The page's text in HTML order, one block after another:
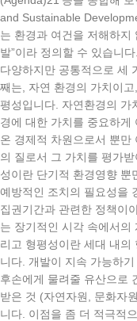
and Sustainable
는 환경과 여건을 저해하지
발”이라 정의할 수 있습니
다양하지만 공통적으로 세
째는, 자연 환경의 가치이
평성입니다. 자연환경의 가
경에 대한 가치를 중요하게
온 경제적 차원으로서 뿐만
의 질로서 그 가치를 평가
성이란 단기적 환경영향 뿐
예방적인 조치의 필요성을
집권기간과 관련한 정책이
는 장기적인 시각 속에서의
리고 형평성이란 세대 내의
니다. 개발이 지속 가능하
후손에게 물려줄 유산으로
받은 것 (자연자원, 문화자
니다. 이점을 좀 더 적극적